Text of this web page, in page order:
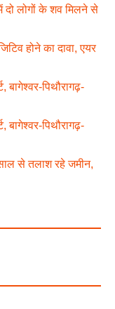
दो लोगों के शव मिलने से
होने का दावा, एयर
बागेश्वर-पिथौरागढ़-
बागेश्वर-पिथौरागढ़-
से तलाश रहे जमीन,